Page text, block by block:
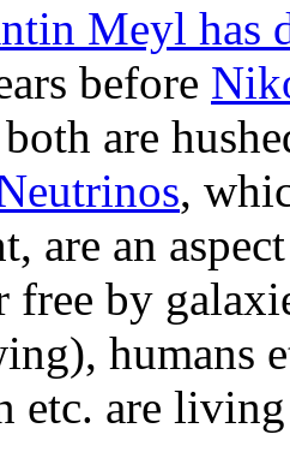
Meyl has
before
are
,
are an
free by
humans
etc. are